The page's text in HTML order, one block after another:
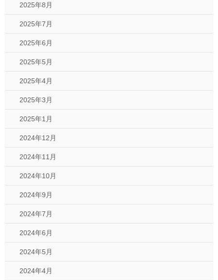
2025年8月
2025年7月
2025年6月
2025年5月
2025年4月
2025年3月
2025年1月
2024年12月
2024年11月
2024年10月
2024年9月
2024年7月
2024年6月
2024年5月
2024年4月